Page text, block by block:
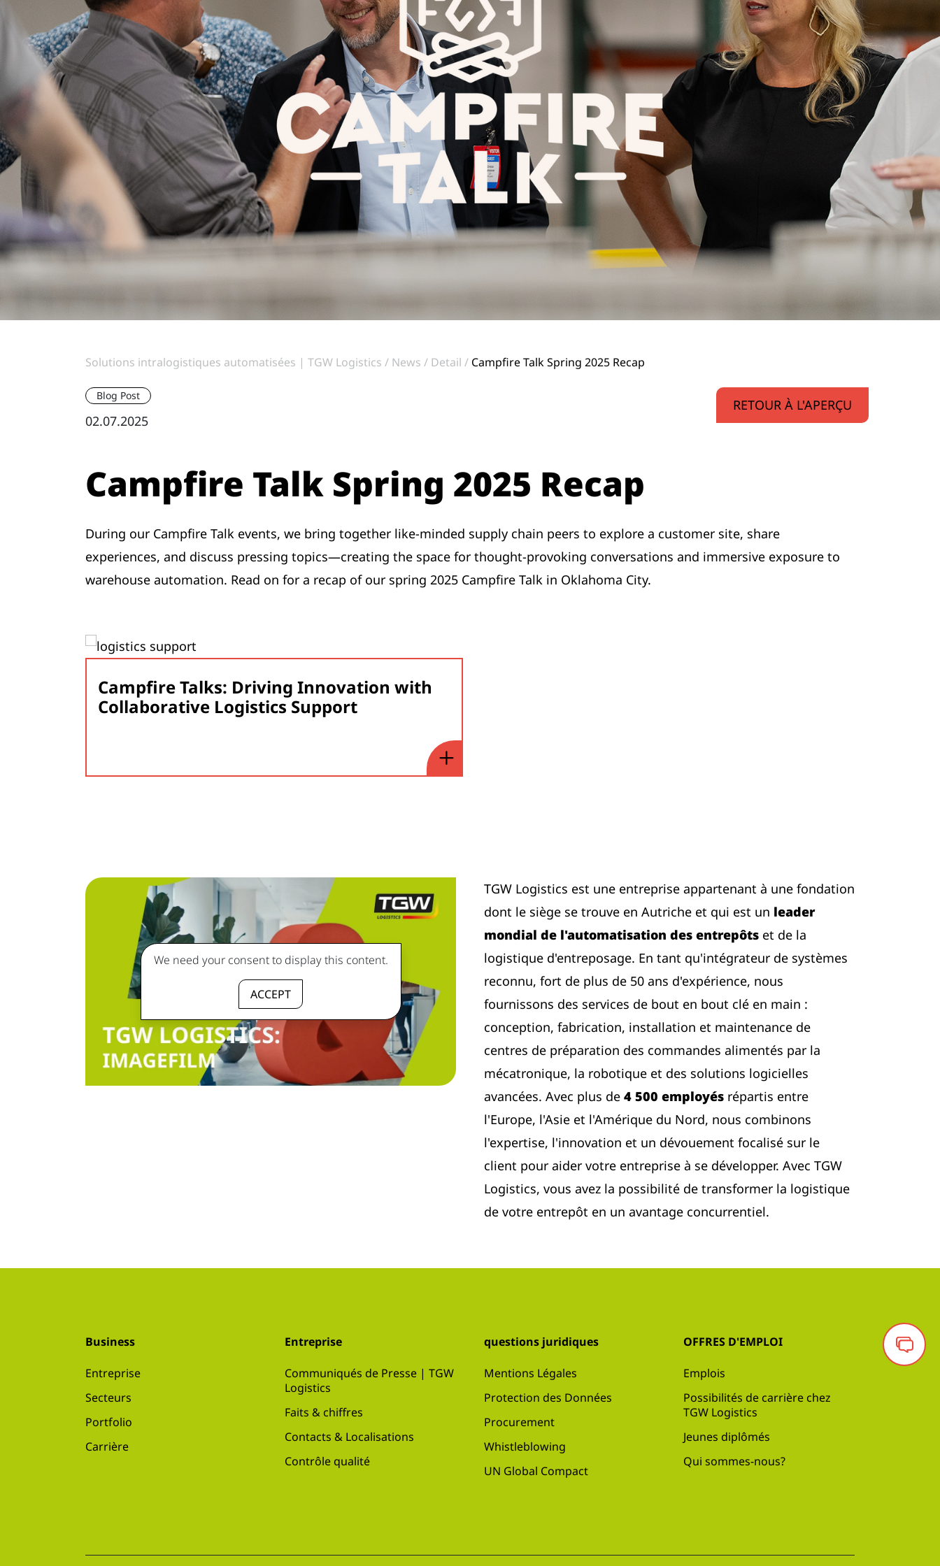
Solutions intralogistiques automatisées | TGW Logistics News Detail Campfire Talk Spring 2025 Recap
RETOUR À L'APERÇU
Blog Post
02.07.2025
Campfire Talk Spring 2025 Recap
During our Campfire Talk events, we bring together like-minded supply chain peers to explore a customer site, share
experiences, and discuss pressing topics—creating the space for thought-provoking conversations and immersive exposure to
warehouse automation. Read on for a recap of our spring 2025 Campfire Talk in Oklahoma City.
Campfire Talks: Driving Innovation with
Collaborative Logistics Support
We need your consent to display this content.
ACCEPT
TGW Logistics est une entreprise appartenant à une fondation
dont le siège se trouve en Autriche et qui est un leader
mondial de l'automatisation des entrepôts et de la
logistique d'entreposage. En tant qu'intégrateur de systèmes
reconnu, fort de plus de 50 ans d'expérience, nous
fournissons des services de bout en bout clé en main :
conception, fabrication, installation et maintenance de
centres de préparation des commandes alimentés par la
mécatronique, la robotique et des solutions logicielles
avancées. Avec plus de 4 500 employés répartis entre
l'Europe, l'Asie et l'Amérique du Nord, nous combinons
l'expertise, l'innovation et un dévouement focalisé sur le
client pour aider votre entreprise à se développer. Avec TGW
Logistics, vous avez la possibilité de transformer la logistique
de votre entrepôt en un avantage concurrentiel.
Business
Entreprise
Secteurs
Portfolio
Carrière
Entreprise
Communiqués de Presse | TGW
Logistics
Faits & chiffres
Contacts & Localisations
Contrôle qualité
questions juridiques
Mentions Légales
Protection des Données
Procurement
Whistleblowing
UN Global Compact
OFFRES D'EMPLOI
Emplois
Possibilités de carrière chez
TGW Logistics
Jeunes diplômés
Qui sommes-nous?